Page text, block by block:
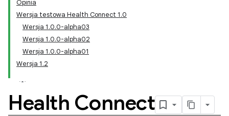
Opinia
Wersja testowa Health Connect 1.0
Wersja 1.0.0-alpha03
Wersja 1.0.0-alpha02
Wersja 1.0.0-alpha01
Wersja 1.2
Health Connect